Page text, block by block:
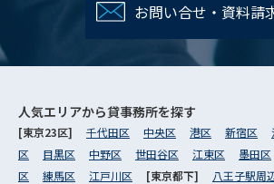
お問い合せ・資料請
人気エリアから貸事務所を探す
[東京23区] 千代田区 中央区 港区 新宿区
区
目黒区 中野区 世田谷区 江東区 墨田区
区
練馬区 江戸川区 [東京都下] 八王子駅周